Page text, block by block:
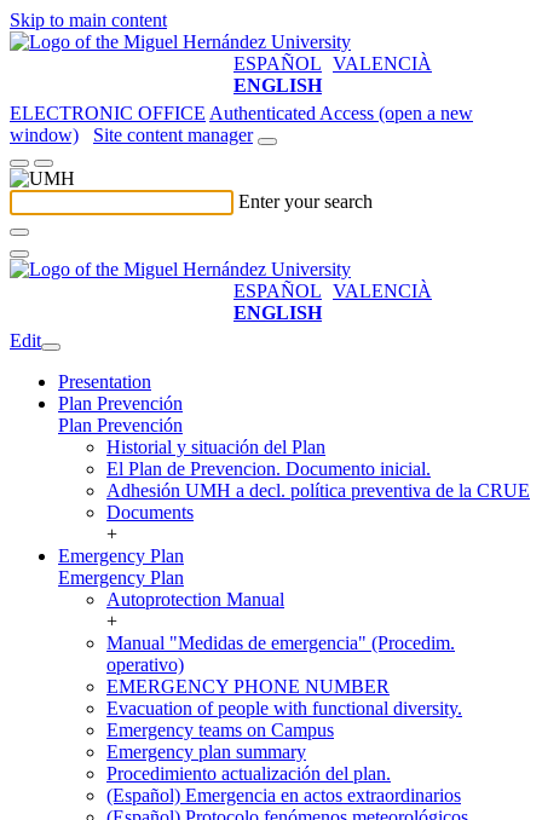
Skip to main content
ESPAÑOL VALENCIÀ
ENGLISH
ELECTRONIC OFFICE Authenticated Access (open a new
window)
Site content manager
Enter your search
ESPAÑOL VALENCIÀ
ENGLISH
Edit
Presentation
Plan Prevención
Plan Prevención
Historial y situación del Plan
El Plan de Prevencion. Documento inicial.
Adhesión UMH a decl. política preventiva de la CRUE
Documents
+
Emergency Plan
Emergency Plan
Autoprotection Manual
+
Manual "Medidas de emergencia" (Procedim.
operativo)
EMERGENCY PHONE NUMBER
Evacuation of people with functional diversity.
Emergency teams on Campus
Emergency plan summary
Procedimiento actualización del plan.
(Español) Emergencia en actos extraordinarios